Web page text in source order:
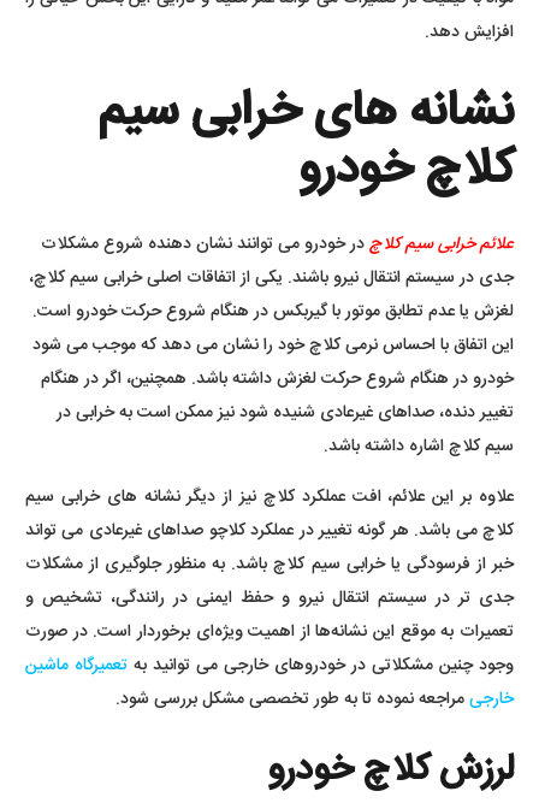
افزایش دهد.
نشانه های خرابی سیم
کلاچ خودرو
علائم خرابی سیم کلاچدر خودرو می توانند نشان دهنده شروع مشکلات
جدی در سیستم انتقال نیرو باشند. یکی از اتفاقات اصلی خرابی سیم کلاچ،
لغزش یا عدم تطابق موتور با گیربکس در هنگام شروع حرکت خودرو است.
این اتفاق با احساس نرمی کلاچ خود را نشان می دهد که موجب می شود
خودرو در هنگام شروع حرکت لغزش داشته باشد. همچنین، اگر در هنگام
تغییر دنده، صداهای غیرعادی شنیده شود نیز ممکن است به خرابی در
سیم کلاچ اشاره داشته باشد.
علاوه بر این علائم، افت عملکرد کلاچ نیز از دیگر نشانه های خرابی سیم
کلاچ می باشد. هر گونه تغییر در عملکرد کلاچو صداهای غیرعادی می تواند
خبر از فرسودگی یا خرابی سیم کلاچ باشد. به منظور جلوگیری از مشکلات
جدی تر در سیستم انتقال نیرو و حفظ ایمنی در رانندگی، تشخیص و
تعمیرات به موقع این نشانه‌ها از اهمیت ویژه‌ای برخوردار است. در صورت
وجود چنین مشکلاتی در خودروهای خارجی می توانید به تعمیرگاه ماشین
خارجیمراجعه نموده تا به طور تخصصی مشکل بررسی شود.
لرزش کلاچ خودرو